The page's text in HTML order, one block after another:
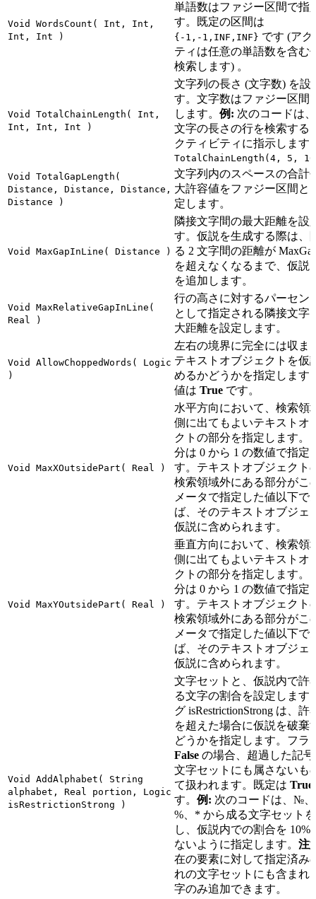
Void WordsCount( Int, Int,
Int, Int )
単語数はファジー区間で指
す。既定の区間は
{-1,-1,INF,INF} です (ア
ティは任意の単語数を含む
検索します) 。
Void TotalChainLength( Int,
Int, Int, Int )
文字列の長さ (文字数) を設
す。文字数はファジー区間
します。 例: 次のコードは
文字の長さの行を検索する
クティビティに指示します
TotalChainLength(4, 5,
Void TotalGapLength(
Distance, Distance, Distance,
Distance )
文字列内のスペースの合計
大許容値をファジー区間と
定します。
Void MaxGapInLine( Distance )
隣接文字間の最大距離を設
す。仮説を生成する際は、
る 2 文字間の距離が
を超えなくなるまで、仮説
を追加します。
Void MaxRelativeGapInLine(
Real )
行の高さに対するパーセン
として指定される隣接文字
大距離を設定します。
Void AllowChoppedWords( Logic
)
左右の境界に完全には収ま
テキストオブジェクトを仮
めるかどうかを指定します
値は True です。
Void MaxXOutsidePart( Real )
水平方向において、検索領
側に出てもよいテキストオ
クトの部分を指定します。
分は 0 から 1 の数値で指定
す。テキストオブジェクト
検索領域外にある部分がこ
メータで指定した値以下で
ば、そのテキストオブジェ
仮説に含められます。
Void MaxYOutsidePart( Real )
垂直方向において、検索領
側に出てもよいテキストオ
クトの部分を指定します。
分は 0 から 1 の数値で指定
す。テキストオブジェクト
検索領域外にある部分がこ
メータで指定した値以下で
ば、そのテキストオブジェ
仮説に含められます。
Void AddAlphabet( String
alphabet, Real portion, Logic
isRestrictionStrong )
文字セットと、仮説内で許
る文字の割合を設定します
グ isRestrictionStrong は、許
を超えた場合に仮説を破棄
どうかを指定します。フラ
False の場合、超過した記
文字セットにも属さないも
て扱われます。既定は True
す。 例: 次のコードは、№
%、* から成る文字セット
し、仮説内での割合を 10%
ないように指定します。 注
在の要素に対して指定済み
れの文字セットにも含まれ
字のみ追加できます。